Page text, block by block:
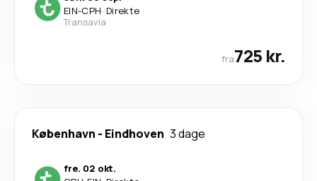
EIN-CPH· Direkte
Transavia
fra725 kr.
København - Eindhoven 3 dage
fre. 02 okt.